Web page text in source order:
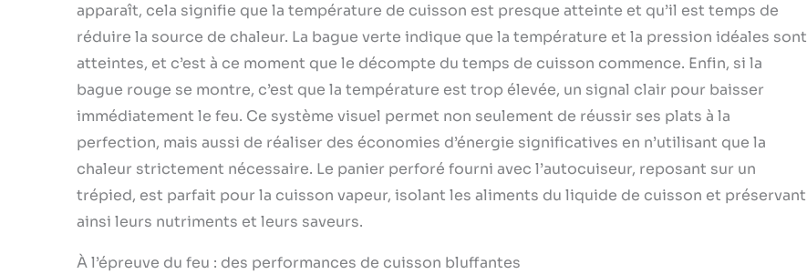
apparaît, cela signifie que la température de cuisson est presque atteinte et qu’il est temps de
réduire la source de chaleur. La bague verte indique que la température et la pression idéales sont
atteintes, et c’est à ce moment que le décompte du temps de cuisson commence. Enfin, si la
bague rouge se montre, c’est que la température est trop élevée, un signal clair pour baisser
immédiatement le feu. Ce système visuel permet non seulement de réussir ses plats à la
perfection, mais aussi de réaliser des économies d’énergie significatives en n’utilisant que la
chaleur strictement nécessaire. Le panier perforé fourni avec l’autocuiseur, reposant sur un
trépied, est parfait pour la cuisson vapeur, isolant les aliments du liquide de cuisson et préservant
ainsi leurs nutriments et leurs saveurs.
À l’épreuve du feu : des performances de cuisson bluffantes